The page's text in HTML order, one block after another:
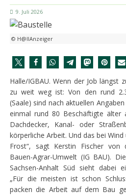
9. Juli 2026
© H@llAnzeiger
Halle/IGBAU. Wenn der Job längst
zu weit weg ist: Von den rund
(Saale) sind nach aktuellen
einmal rund 80 Beschäftigte älter
Dachdecker, Kanal- oder
körperliche Arbeit. Und das bei
Frost“, sagt Kerstin Fischer von
Bauen-Agrar-Umwelt (IG BAU).
Sachsen-Anhalt Süd sieht dabei
„Für die meisten ist schon
packen die Arbeit auf dem Bau